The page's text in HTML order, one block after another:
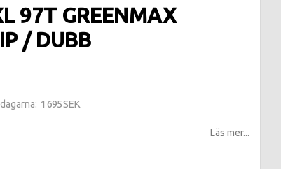
97T GREENMAX
/ DUBB
1 695 SEK
Läs mer...